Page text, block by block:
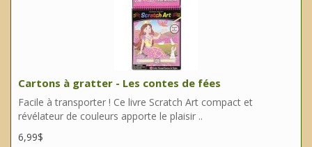
Cartons à gratter - Les contes de fées
Facile à transporter ! Ce livre Scratch Art compact et
révélateur de couleurs apporte le plaisir ..
6,99$